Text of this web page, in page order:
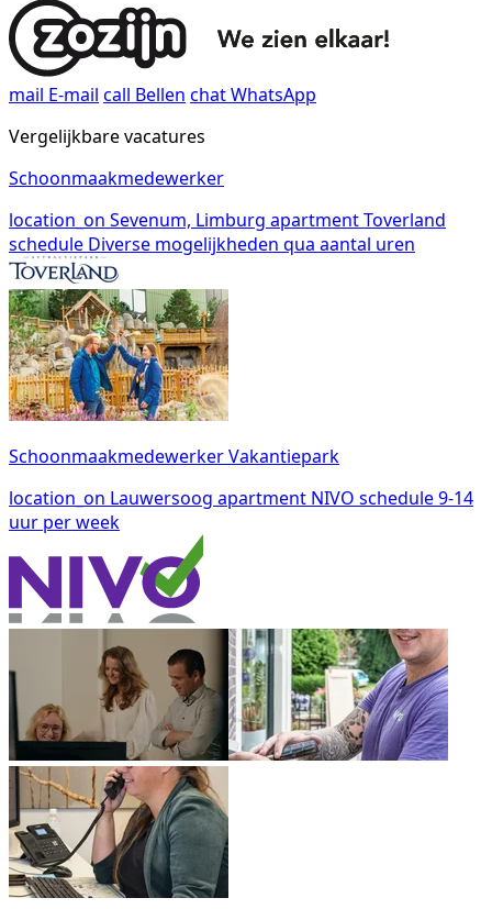
mail E-mail call Bellen chatWhatsApp
Vergelijkbare vacatures
Schoonmaakmedewerker
location_on Sevenum, Limburg apartmentToverland
schedule Diverse mogelijkheden qua aantal uren
Schoonmaakmedewerker Vakantiepark
location_on Lauwersoog apartment NIVO schedule9-14
uur per week